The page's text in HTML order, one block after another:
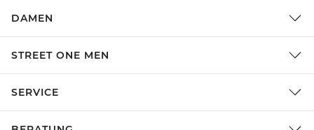
DAMEN
STREET ONE MEN
SERVICE